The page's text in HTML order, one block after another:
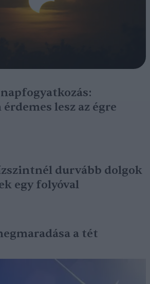
lesz az égre
durvább dolgok
egy folyóval
a tét